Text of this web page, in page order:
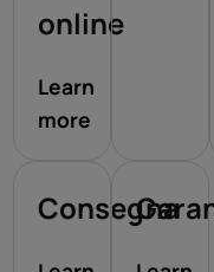
online
Learn
more
Consegna